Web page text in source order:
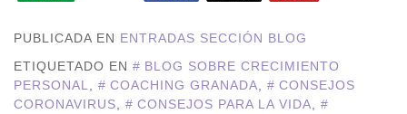
PUBLICADA EN ENTRADAS SECCIÓN BLOG
ETIQUETADO EN
BLOG SOBRE CRECIMIENTO
PERSONAL
COACHING GRANADA
CONSEJOS
CORONAVIRUS
CONSEJOS PARA LA VIDA